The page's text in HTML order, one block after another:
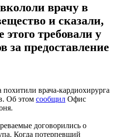
врачу в
и сказали,
требовали у
за предоставление
врача-кардиохирурга
Об этом сообщил Офис
договорились о
Когда потерпевший